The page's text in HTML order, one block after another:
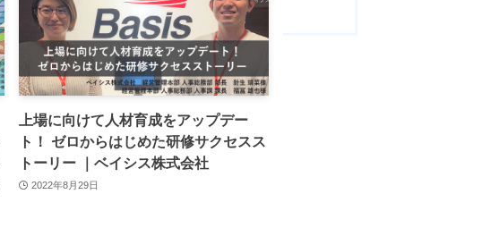
上場に向けて人材育成をアップデー
ト！ ゼロからはじめた研修サクセスス
トーリー ｜ベイシス株式会社
2022年8月29日